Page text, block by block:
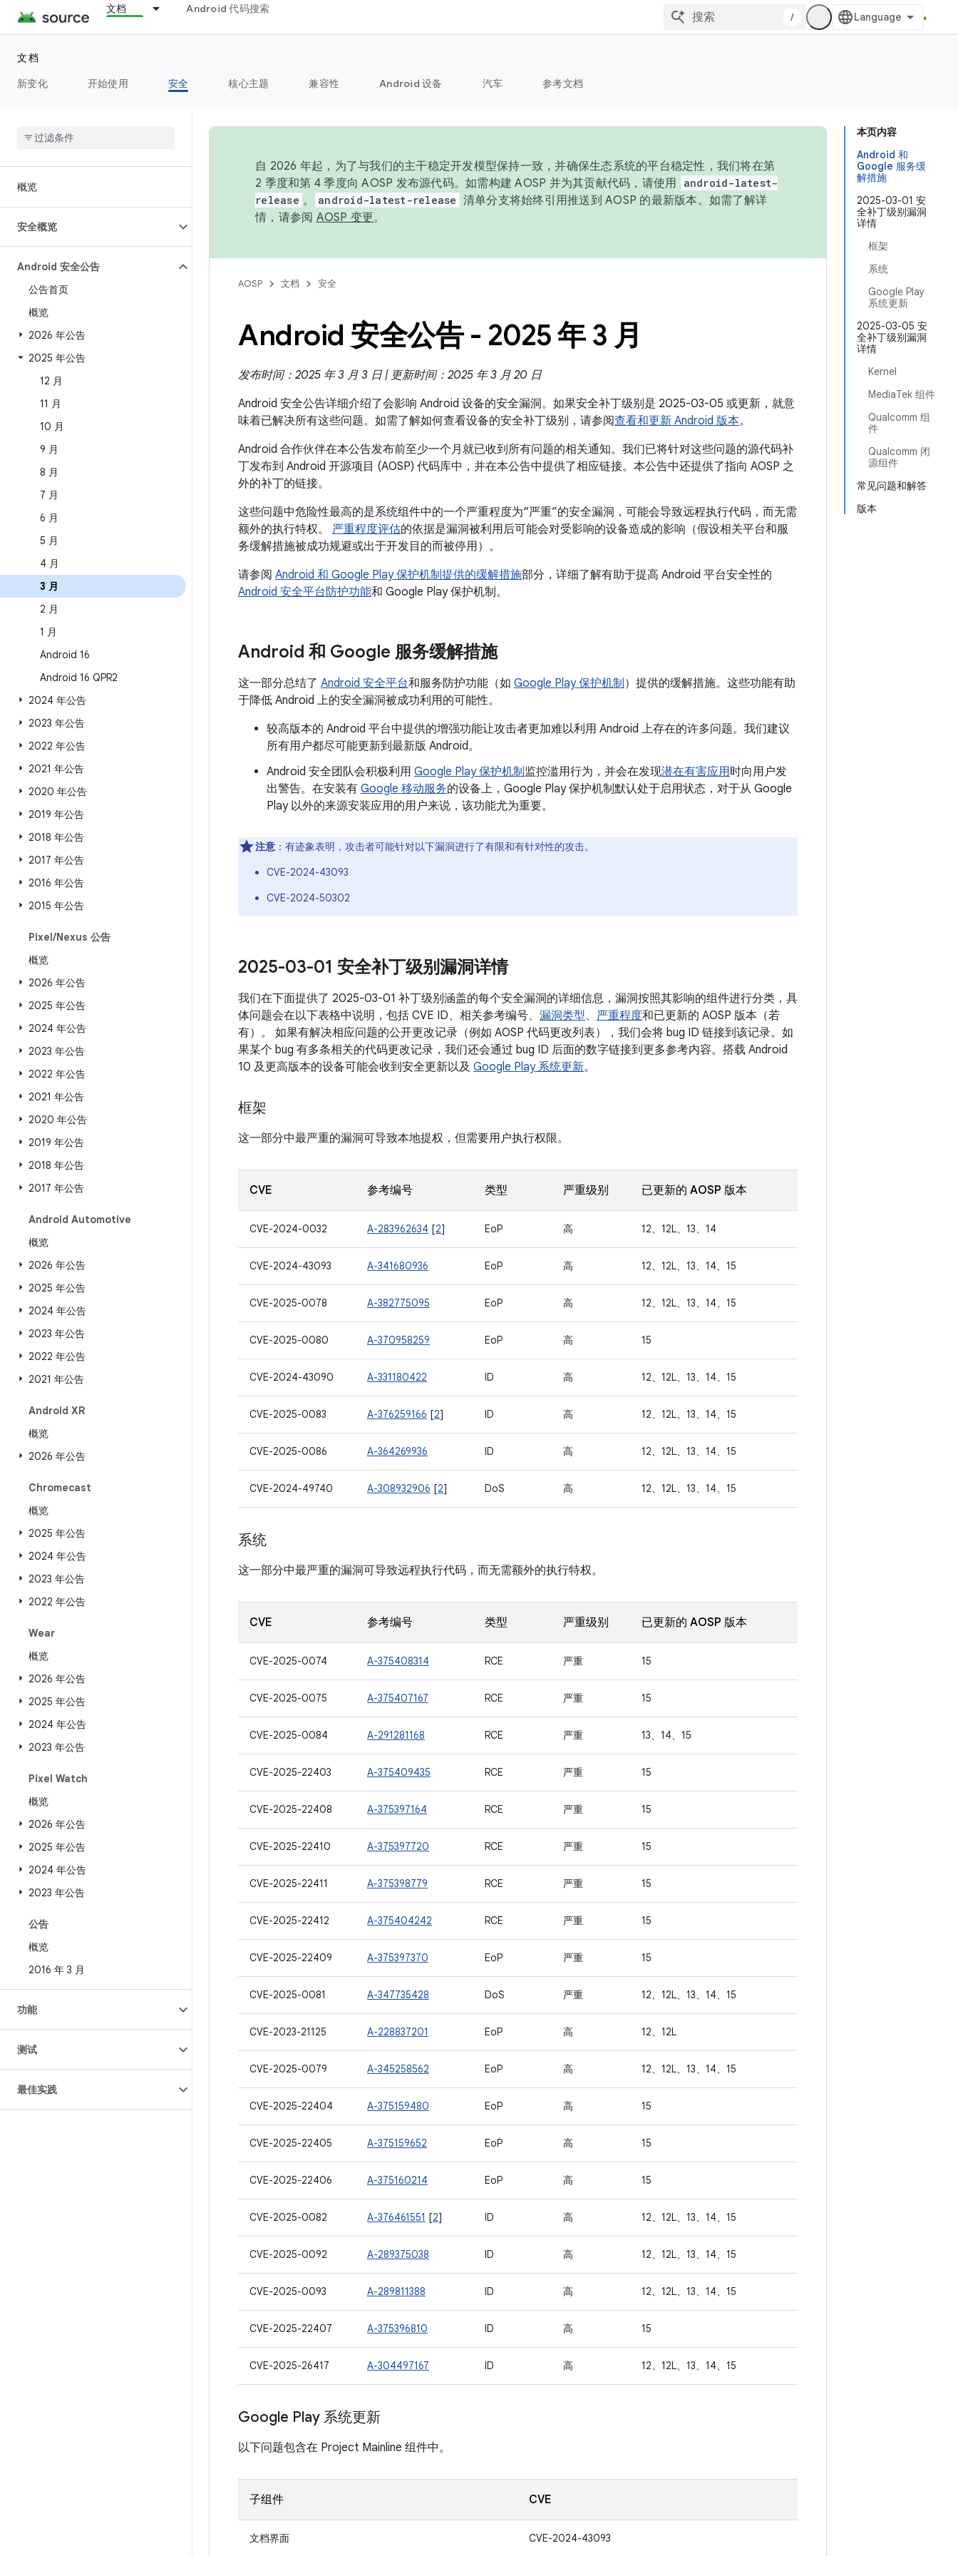
文档 Android 代码搜索
/
文档
新变化
开始使用 安全 核心主题 兼容性 Android 设备 汽车 参考文档
概览
安全概览
Android 安全公告
公告首页
概览
2026 年公告
2025 年公告
12 月
11 月
10 月
9 月
8 月
7 月
6 月
5 月
4 月
3 月
2 月
1 月
Android 16
Android 16 QPR2
2024 年公告
2023 年公告
2022 年公告
2021 年公告
2020 年公告
2019 年公告
2018 年公告
2017 年公告
2016 年公告
2015 年公告
Pixel/Nexus 公告
概览
2026 年公告
2025 年公告
2024 年公告
2023 年公告
2022 年公告
2021 年公告
2020 年公告
2019 年公告
2018 年公告
2017 年公告
Android Automotive
概览
2026 年公告
2025 年公告
2024 年公告
2023 年公告
2022 年公告
2021 年公告
Android XR
概览
2026 年公告
Chromecast
概览
2025 年公告
2024 年公告
2023 年公告
2022 年公告
Wear
概览
2026 年公告
2025 年公告
2024 年公告
2023 年公告
Pixel Watch
概览
2026 年公告
2025 年公告
2024 年公告
2023 年公告
公告
概览
2016 年 3 月
功能
测试
最佳实践
本页内容
Android 和
Google 服务缓
解措施
2025-03-01 安
全补丁级别漏洞
详情
框架
系统
Google Play
系统更新
2025-03-05 安
全补丁级别漏洞
详情
Kernel
MediaTek 组件
Qualcomm 组
件
Qualcomm 闭
源组件
常见问题和解答
版本
自 2026 年起，为了与我们的主干稳定开发模型保持一致，并确保生态系统的平台稳定性，我们将在第
2 季度和第 4 季度向 AOSP 发布源代码。如需构建 AOSP 并为其贡献代码，请使用
android-latest-
release 。 android-latest-release 清单分支将始终引用推送到 AOSP 的最新版本。如需了解详
情，请参阅 AOSP 变更。
AOSP 文档 安全
Android 安全公告 - 2025 年 3 月
发布时间：2025 年 3 月 3 日 | 更新时间：2025 年 3 月 20 日
Android 安全公告详细介绍了会影响 Android 设备的安全漏洞。如果安全补丁级别是 2025-03-05 或更新，就意
味着已解决所有这些问题。如需了解如何查看设备的安全补丁级别，请参阅查看和更新 Android 版本。
Android 合作伙伴在本公告发布前至少一个月就已收到所有问题的相关通知。我们已将针对这些问题的源代码补
丁发布到 Android 开源项目 (AOSP) 代码库中，并在本公告中提供了相应链接。本公告中还提供了指向 AOSP 之
外的补丁的链接。
这些问题中危险性最高的是系统组件中的一个严重程度为“严重”的安全漏洞，可能会导致远程执行代码，而无需
额外的执行特权。 严重程度评估的依据是漏洞被利用后可能会对受影响的设备造成的影响（假设相关平台和服
务缓解措施被成功规避或出于开发目的而被停用）。
请参阅 Android 和 Google Play 保护机制提供的缓解措施部分，详细了解有助于提高 Android 平台安全性的
Android 安全平台防护功能和 Google Play 保护机制。
Android 和 Google 服务缓解措施
这一部分总结了 Android 安全平台和服务防护功能（如 Google Play 保护机制 ）提供的缓解措施。这些功能有助
于降低 Android 上的安全漏洞被成功利用的可能性。
较高版本的 Android 平台中提供的增强功能让攻击者更加难以利用 Android 上存在的许多问题。我们建议
所有用户都尽可能更新到最新版 Android。
Android 安全团队会积极利用 Google Play 保护机制监控滥用行为，并会在发现潜在有害应用时向用户发
出警告。在安装有 Google 移动服务的设备上，Google Play 保护机制默认处于启用状态，对于从 Google
Play 以外的来源安装应用的用户来说，该功能尤为重要。
注意 ：有迹象表明，攻击者可能针对以下漏洞进行了有限和有针对性的攻击。
CVE-2024-43093
CVE-2024-50302
2025-03-01 安全补丁级别漏洞详情
我们在下面提供了 2025-03-01 补丁级别涵盖的每个安全漏洞的详细信息，漏洞按照其影响的组件进行分类，具
体问题会在以下表格中说明，包括 CVE ID、相关参考编号、 漏洞类型、 严重程度和已更新的 AOSP 版本（若
有）。 如果有解决相应问题的公开更改记录（例如 AOSP 代码更改列表），我们会将 bug ID 链接到该记录。如
果某个 bug 有多条相关的代码更改记录，我们还会通过 bug ID 后面的数字链接到更多参考内容。搭载 Android
10 及更高版本的设备可能会收到安全更新以及 Google Play 系统更新。
框架
这一部分中最严重的漏洞可导致本地提权，但需要用户执行权限。
CVE 参考编号 类型 严重级别 已更新的 AOSP 版本
CVE-2024-0032 A-283962634 [2] EoP 高 12、12L、13、14
CVE-2024-43093 A-341680936 EoP 高 12、12L、13、14、15
CVE-2025-0078 A-382775095 EoP 高 12、12L、13、14、15
CVE-2025-0080 A-370958259 EoP 高 15
CVE-2024-43090 A-331180422 ID 高 12、12L、13、14、15
CVE-2025-0083 A-376259166 [2] ID 高 12、12L、13、14、15
CVE-2025-0086 A-364269936 ID 高 12、12L、13、14、15
CVE-2024-49740 A-308932906 [2] DoS 高 12、12L、13、14、15
系统
这一部分中最严重的漏洞可导致远程执行代码，而无需额外的执行特权。
CVE 参考编号 类型 严重级别 已更新的 AOSP 版本
CVE-2025-0074 A-375408314 RCE 严重 15
CVE-2025-0075 A-375407167 RCE 严重 15
CVE-2025-0084 A-291281168 RCE 严重 13、14、15
CVE-2025-22403 A-375409435 RCE 严重 15
CVE-2025-22408 A-375397164 RCE 严重 15
CVE-2025-22410 A-375397720 RCE 严重 15
CVE-2025-22411 A-375398779 RCE 严重 15
CVE-2025-22412 A-375404242 RCE 严重 15
CVE-2025-22409 A-375397370 EoP 严重 15
CVE-2025-0081 A-347735428 DoS 严重 12、12L、13、14、15
CVE-2023-21125 A-228837201 EoP 高 12、12L
CVE-2025-0079 A-345258562 EoP 高 12、12L、13、14、15
CVE-2025-22404 A-375159480 EoP 高 15
CVE-2025-22405 A-375159652 EoP 高 15
CVE-2025-22406 A-375160214 EoP 高 15
CVE-2025-0082 A-376461551 [2] ID 高 12、12L、13、14、15
CVE-2025-0092 A-289375038 ID 高 12、12L、13、14、15
CVE-2025-0093 A-289811388 ID 高 12、12L、13、14、15
CVE-2025-22407 A-375396810 ID 高 15
CVE-2025-26417 A-304497167 ID 高 12、12L、13、14、15
Google Play 系统更新
以下问题包含在 Project Mainline 组件中。
子组件 CVE
文档界面 CVE-2024-43093